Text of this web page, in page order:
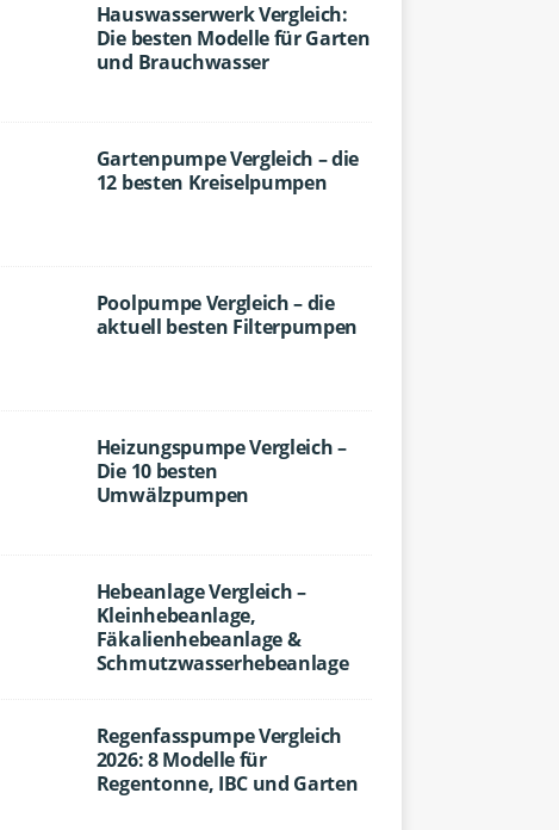
Hauswasserwerk Vergleich:
Die besten Modelle für Garten
und Brauchwasser
Gartenpumpe Vergleich – die
12 besten Kreiselpumpen
Poolpumpe Vergleich – die
aktuell besten Filterpumpen
Heizungspumpe Vergleich –
Die 10 besten
Umwälzpumpen
Hebeanlage Vergleich –
Kleinhebeanlage,
Fäkalienhebeanlage &
Schmutzwasserhebeanlage
Regenfasspumpe Vergleich
2026: 8 Modelle für
Regentonne, IBC und Garten